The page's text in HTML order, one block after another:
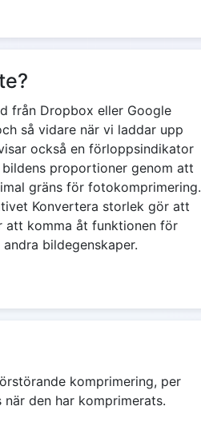
från Dropbox eller Google
så vidare när vi laddar upp
också en förloppsindikator
proportioner genom att
gräns för fotokomprimering.
Konvertera storlek gör att
att komma åt funktionen för
bildegenskaper.
komprimering, per
den har komprimerats.